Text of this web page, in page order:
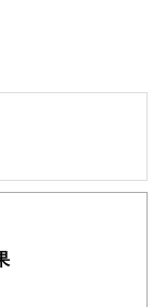
関する記事を、日々
やすく発信していま
書籍・雑誌の編集経